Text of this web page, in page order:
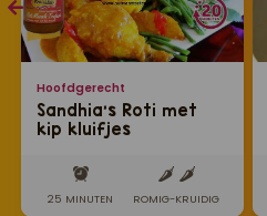
Hoofdgerecht
Sandhia's Roti met
kip kluifjes
25 MINUTEN ROMIG-KRUIDIG